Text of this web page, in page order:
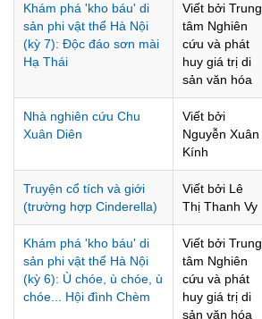
Khám phá 'kho báu' di
sản phi vật thể Hà Nội
(kỳ 7): Độc đáo sơn mài
Hạ Thái
Viết bởi Trung
tâm Nghiên
cứu và phát
huy giá trị di
sản văn hóa
Nhà nghiên cứu Chu
Xuân Diên
Viết bởi
Nguyễn Xuân
Kính
Truyện cổ tích và giới
(trường hợp Cinderella)
Viết bởi Lê
Thị Thanh Vy
Khám phá 'kho báu' di
sản phi vật thể Hà Nội
(kỳ 6): Ù chóe, ù chóe, ù
chóe... Hội đình Chèm
Viết bởi Trung
tâm Nghiên
cứu và phát
huy giá trị di
sản văn hóa